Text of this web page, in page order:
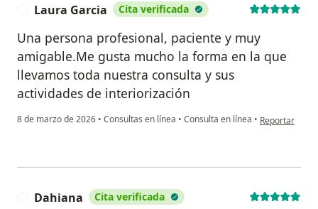
Laura Garcia Cita verificada
Una persona profesional, paciente y muy
amigable.Me gusta mucho la forma en la que
llevamos toda nuestra consulta y sus
actividades de interiorización
8 de marzo de 2026 • Consultas en línea • Consulta en línea • en opinión
Reportar
Dahiana Cita verificada